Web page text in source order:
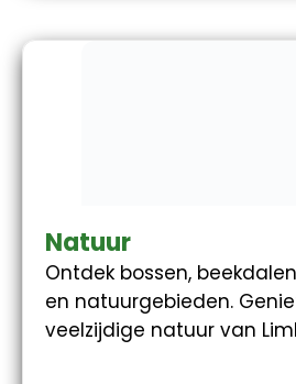
Natuur
Ontdek bossen,
en natuurgebieden.
veelzijdige natuur van